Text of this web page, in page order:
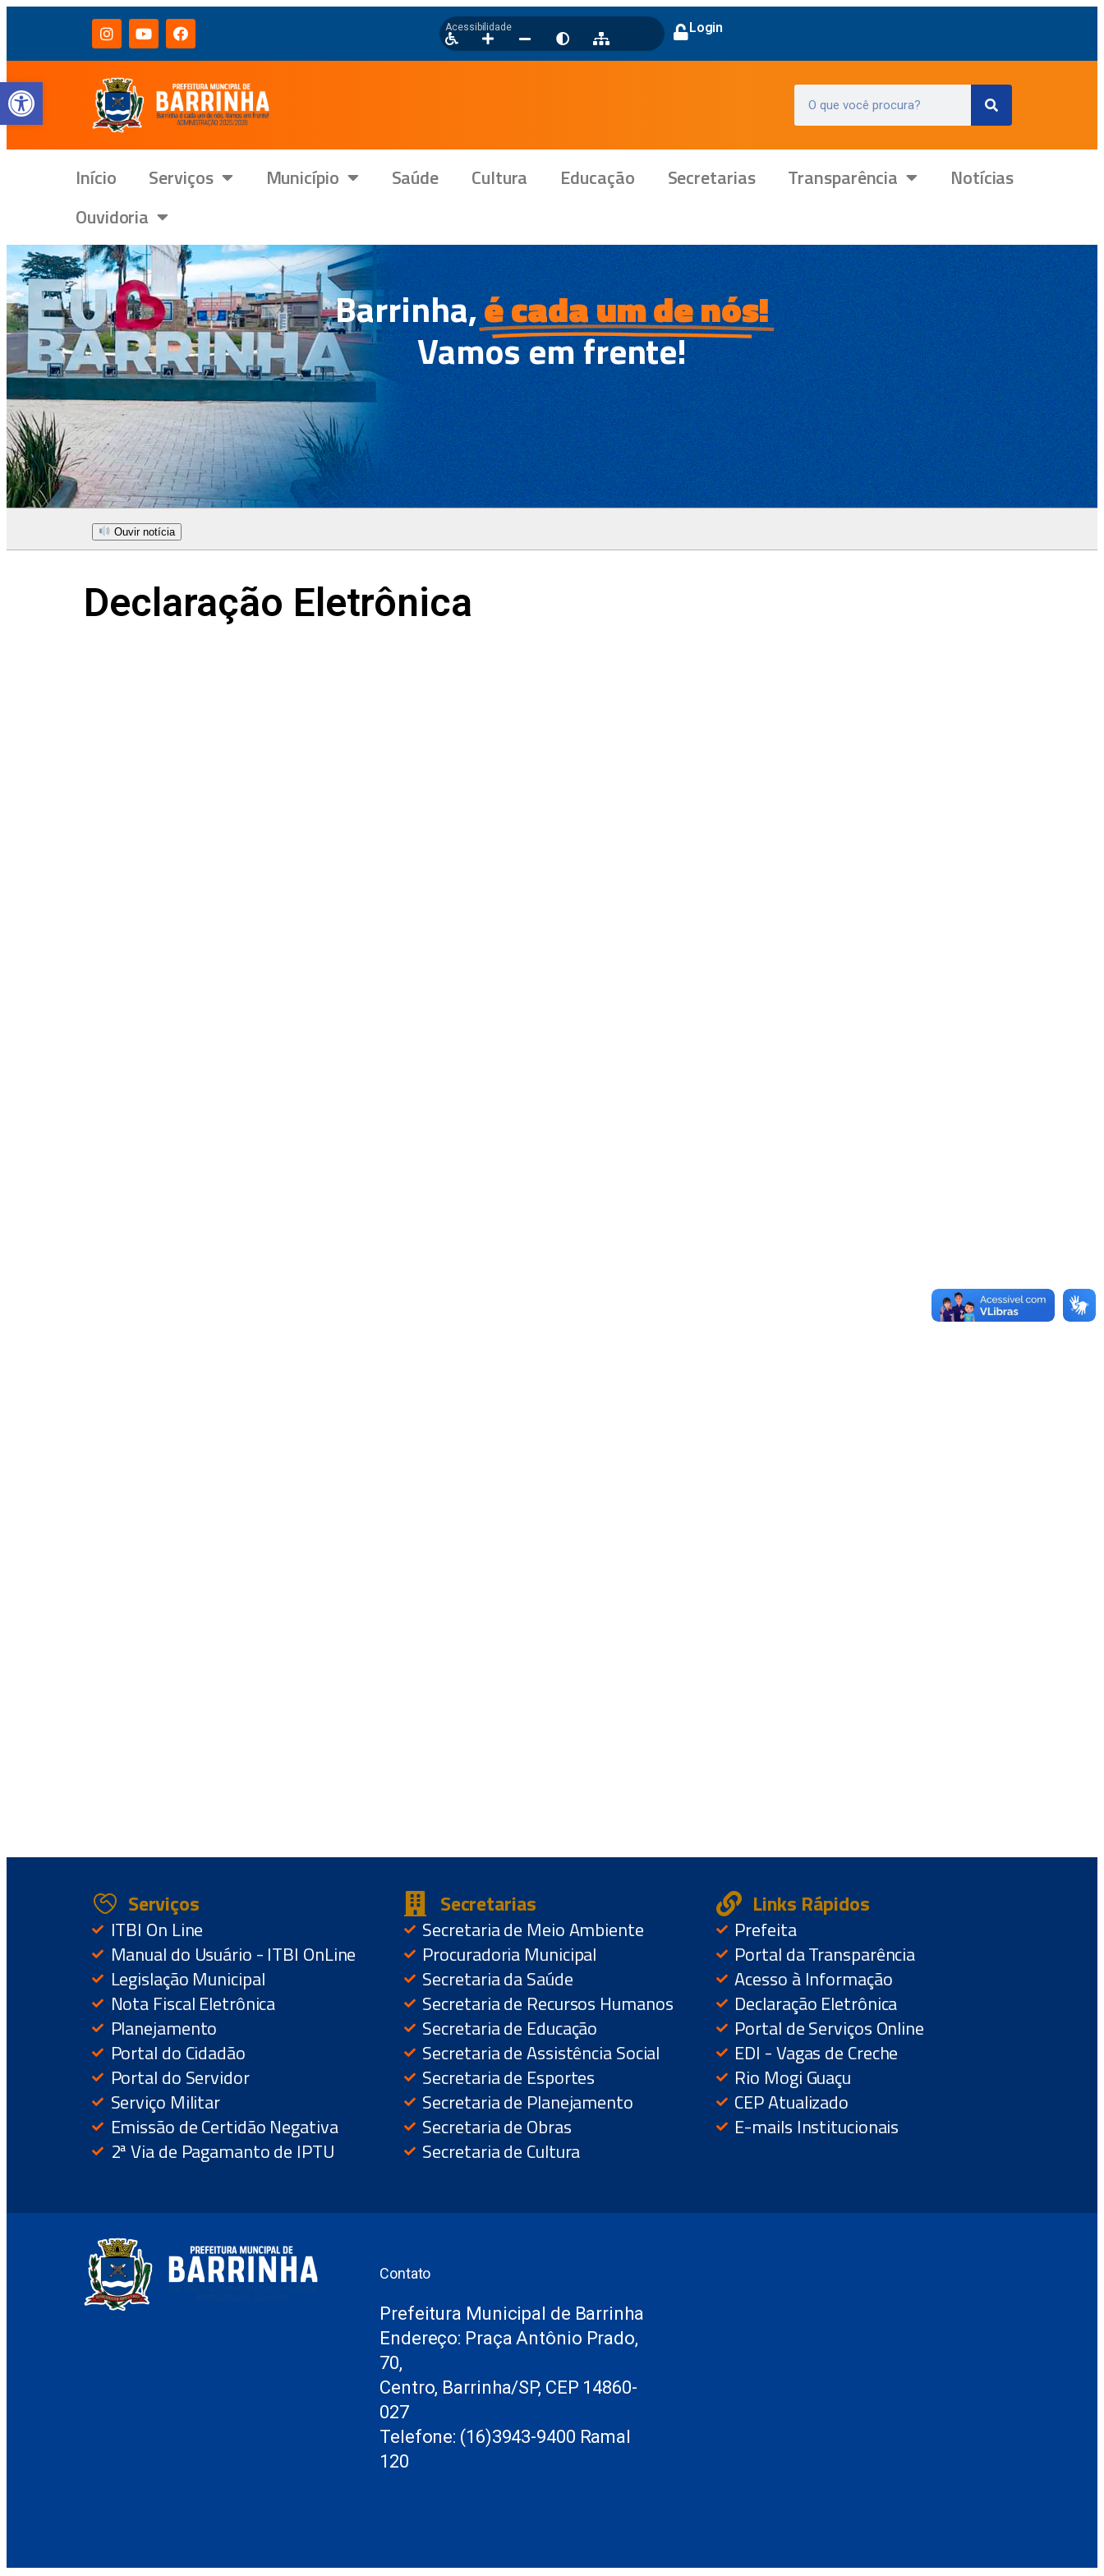
Barra de Ferramentas Aberta
Acessibilidade Login
Início Serviços Município Saúde Cultura Educação Secretarias Transparência
Notícias
Ouvidoria
Barrinha,é cada um de nós!
Vamos em frente!
Ouvir notícia
Declaração Eletrônica
Serviços
ITBI On Line
Manual do Usuário - ITBI OnLine
Legislação Municipal
Nota Fiscal Eletrônica
Planejamento
Portal do Cidadão
Portal do Servidor
Serviço Militar
Emissão de Certidão Negativa
2ª Via de Pagamanto de IPTU
Secretarias
Secretaria de Meio Ambiente
Procuradoria Municipal
Secretaria da Saúde
Secretaria de Recursos Humanos
Secretaria de Educação
Secretaria de Assistência Social
Secretaria de Esportes
Secretaria de Planejamento
Secretaria de Obras
Secretaria de Cultura
Links Rápidos
Prefeita
Portal da Transparência
Acesso à Informação
Declaração Eletrônica
Portal de Serviços Online
EDI - Vagas de Creche
Rio Mogi Guaçu
CEP Atualizado
E-mails Institucionais
Contato
Prefeitura Municipal de Barrinha
Endereço: Praça Antônio Prado,
70,
Centro, Barrinha/SP, CEP 14860-
027
Telefone: (16)3943-9400 Ramal
120